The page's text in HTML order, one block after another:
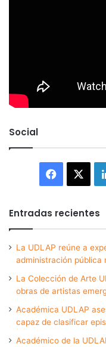
Social
Facebook
Entradas recientes
La UDLAP reúne a
administración pública
La Colección de Arte
obras de artistas
Académica UDLAP
capaz de clasificar
Académico de la